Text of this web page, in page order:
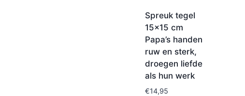
Spreuk tegel
15×15 cm
Papa’s handen
ruw en sterk,
droegen liefde
als hun werk
€14,95